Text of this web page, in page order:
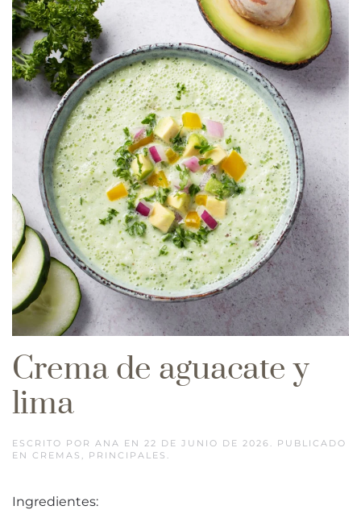
Crema de aguacate y
lima
ESCRITO POR ANA EN 22 DE JUNIO DE 2026 . PUBLICADO
EN CREMAS , PRINCIPALES .
Ingredientes: